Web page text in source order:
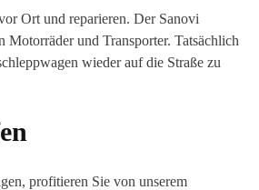
Ort und reparieren. Der Sanovi
und Transporter. Tatsächlich
wieder auf die Straße zu
profitieren Sie von unserem